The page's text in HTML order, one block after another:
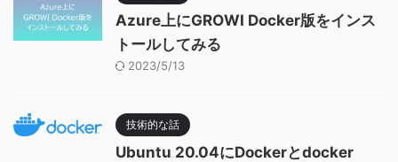
Azure上にGROWI Docker版をインス
トールしてみる
2023/5/13
技術的な話
Ubuntu 20.04にDockerとdocker